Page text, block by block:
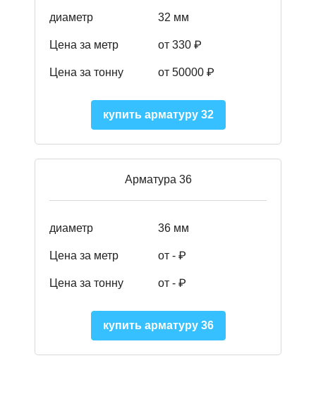
диаметр 32 мм
Цена за метр от 330 ₽
Цена за тонну от 50000 ₽
купить арматуру 32
Арматура 36
диаметр 36 мм
Цена за метр от - ₽
Цена за тонну от - ₽
купить арматуру 36